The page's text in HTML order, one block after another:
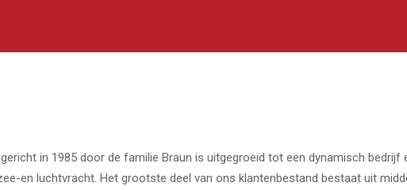
in 1985 door de familie Braun is uitgegroeid tot een dynamisch
en luchtvracht. Het grootste deel van ons klantenbestand bestaat uit